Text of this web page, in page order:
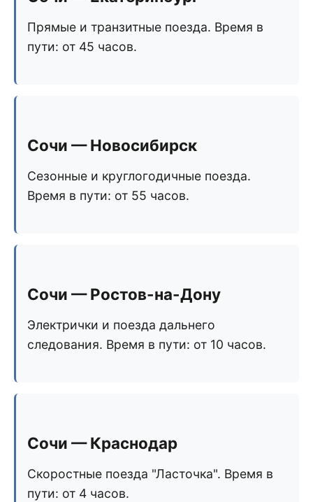
Прямые и транзитные поезда. Время в
пути: от 45 часов.
Сочи — Новосибирск
Сезонные и круглогодичные поезда.
Время в пути: от 55 часов.
Сочи — Ростов-на-Дону
Электрички и поезда дальнего
следования. Время в пути: от 10 часов.
Сочи — Краснодар
Скоростные поезда "Ласточка". Время в
пути: от 4 часов.